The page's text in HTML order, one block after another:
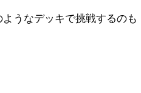
うなデッキで挑戦するのも